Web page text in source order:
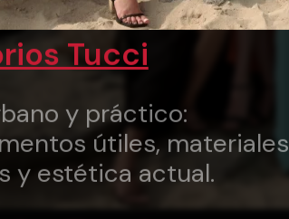
Tucci
y práctico:
útiles, materiales
y estética actual.